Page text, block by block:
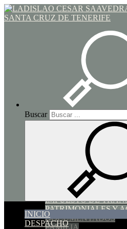
Buscar
INICIO
DESPACHO
Toggle navigation
SUCESIONES Y
HIPOTECARIO y
IMPUESTO DE
PATRIMONIALES Y
DOCUMENTADOS
FAMILIA